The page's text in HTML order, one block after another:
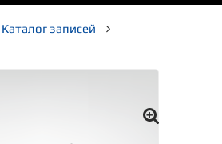
Каталог записей